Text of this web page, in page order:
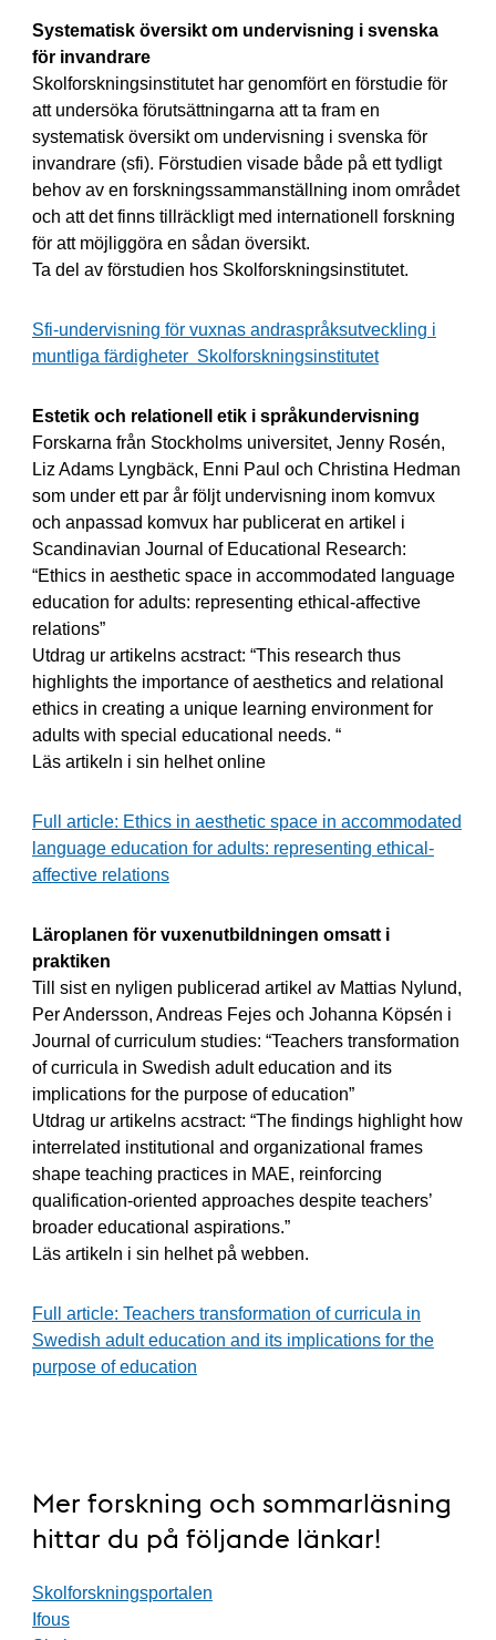
Systematisk översikt om undervisning i svenska
för invandrare
Skolforskningsinstitutet har genomfört en förstudie för
att undersöka förutsättningarna att ta fram en
systematisk översikt om undervisning i svenska för
invandrare (sfi). Förstudien visade både på ett tydligt
behov av en forskningssammanställning inom området
och att det finns tillräckligt med internationell forskning
för att möjliggöra en sådan översikt.
Ta del av förstudien hos Skolforskningsinstitutet.
Sfi-undervisning för vuxnas andraspråksutveckling i
muntliga färdigheter ­ Skolforskningsinstitutet
Estetik och relationell etik i språkundervisning
Forskarna från Stockholms universitet, Jenny Rosén,
Liz Adams Lyngbäck, Enni Paul och Christina Hedman
som under ett par år följt undervisning inom komvux
och anpassad komvux har publicerat en artikel i
Scandinavian Journal of Educational Research:
“Ethics in aesthetic space in accommodated language
education for adults: representing ethical-affective
relations”
Utdrag ur artikelns acstract: “This research thus
highlights the importance of aesthetics and relational
ethics in creating a unique learning environment for
adults with special educational needs. “
Läs artikeln i sin helhet online
Full article: Ethics in aesthetic space in accommodated
language education for adults: representing ethical-
affective relations
Läroplanen för vuxenutbildningen omsatt i
praktiken
Till sist en nyligen publicerad artikel av Mattias Nylund,
Per Andersson, Andreas Fejes och Johanna Köpsén i
Journal of curriculum studies: “Teachers transformation
of curricula in Swedish adult education and its
implications for the purpose of education”
Utdrag ur artikelns acstract: “The findings highlight how
interrelated institutional and organizational frames
shape teaching practices in MAE, reinforcing
qualification-oriented approaches despite teachers’
broader educational aspirations.”
Läs artikeln i sin helhet på webben.
Full article: Teachers transformation of curricula in
Swedish adult education and its implications for the
purpose of education
Mer forskning och sommarläsning
hittar du på följande länkar!
Skolforskningsportalen
Ifous